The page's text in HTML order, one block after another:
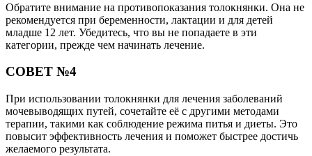
Обратите внимание на противопоказания толокнянки. Она не
рекомендуется при беременности, лактации и для детей
младше 12 лет. Убедитесь, что вы не попадаете в эти
категории, прежде чем начинать лечение.
СОВЕТ №4
При использовании толокнянки для лечения заболеваний
мочевыводящих путей, сочетайте её с другими методами
терапии, такими как соблюдение режима питья и диеты. Это
повысит эффективность лечения и поможет быстрее достичь
желаемого результата.